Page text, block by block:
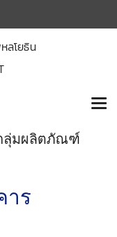
ลโยธิน
ลุ่มผลิตภัณฑ์
าร